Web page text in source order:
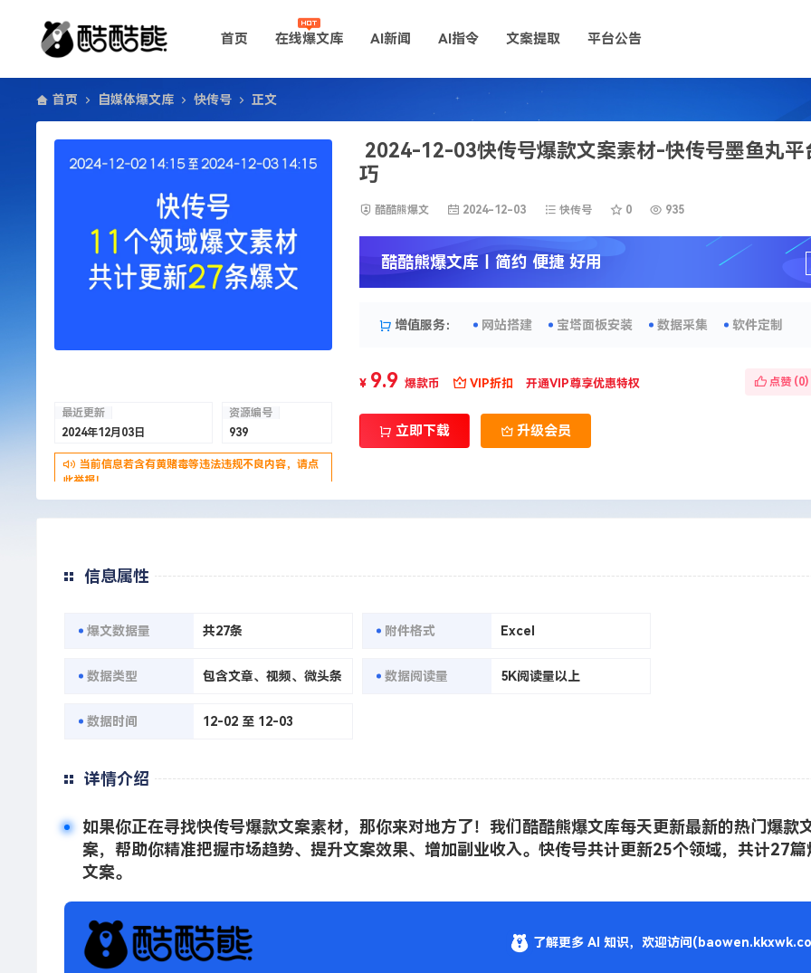
首页 在线爆文库 AI新闻 AI指令 文案提取 平台公告
首页 自媒体爆文库 快传号 正文
最近更新
2024年12月03日
资源编号
939
当前信息若含有黄赌毒等违法违规不良内容，请点
此举报！
2024-12-03快传号爆款文案素材-快传号墨鱼丸平
巧
酷酷熊爆文 2024-12-03 快传号 0 935
酷酷熊爆文库 丨简约 便捷 好用
增值服务： 网站搭建 宝塔面板安装 数据采集 软件定制
¥ 9.9 爆款币 VIP折扣 开通VIP尊享优惠特权 点赞 (0)
立即下载 升级会员
信息属性
爆文数据量 共27条 附件格式 Excel
数据类型 包含文章、视频、微头条 数据阅读量 5K阅读量以上
数据时间 12-02 至 12-03
详情介绍
如果你正在寻找快传号爆款文案素材，那你来对地方了！我们酷酷熊爆文库每天更新最新的热门爆款
案，帮助你精准把握市场趋势、提升文案效果、增加副业收入。快传号共计更新25个领域，共计27篇
文案。
了解更多 AI 知识，欢迎访问